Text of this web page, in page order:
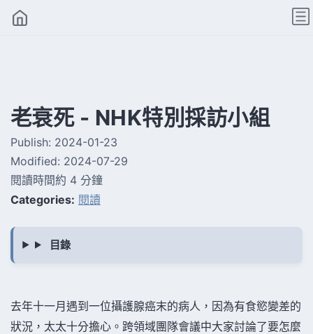
老衰死 - NHK特別採訪小組
Publish: 2024-01-23
Modified: 2024-07-29
閱讀時間約 4 分鐘
Categories: 閱讀
去年十一月遇到一位攝護腺癌末的病人，因為有食慾變差的
狀況，太太十分擔心。跨領域團隊會議中大家討論了要怎麼